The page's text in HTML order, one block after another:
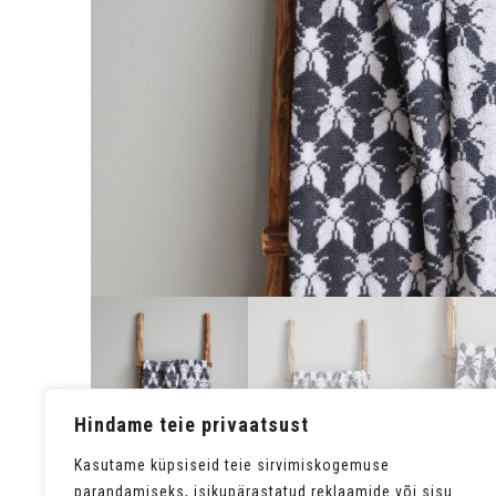
Hindame teie privaatsust
Kasutame küpsiseid teie sirvimiskogemuse
parandamiseks, isikupärastatud reklaamide või sisu